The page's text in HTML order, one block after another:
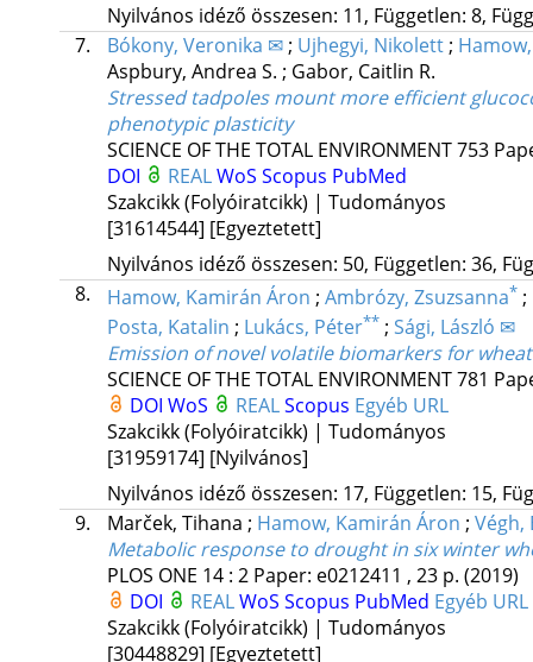
Nyilvános idéző összesen: 11, Független: 8,
7.
Bókony, Veronika ✉ ; Ujhegyi, Nikolett ;
Aspbury, Andrea S. ; Gabor, Caitlin R.
Stressed tadpoles mount more efficient
phenotypic plasticity
SCIENCE OF THE TOTAL ENVIRONMENT753
DOI
REALWoS Scopus PubMed
Szakcikk (Folyóiratcikk) | Tudományos
[31614544] [Egyeztetett]
Nyilvános idéző összesen: 50, Független: 36,
8.
Hamow, Kamirán Áron ; Ambrózy, Zsuzsanna* ;
Posta, Katalin ; Lukács, Péter** ; Sági, László ✉
Emission of novel volatile biomarkers for
SCIENCE OF THE TOTAL ENVIRONMENT781
DOI WoS REALScopus Egyéb URL
Szakcikk (Folyóiratcikk) | Tudományos
[31959174] [Nyilvános]
Nyilvános idéző összesen: 17, Független: 15,
9.
Marček, Tihana ; Hamow, Kamirán Áron ; Végh,
Metabolic response to drought in six winter
PLOS ONE 14: 2 Paper: e0212411 , 23 p. (2019)
DOI
REALWoS Scopus PubMed Egyéb URL
Szakcikk (Folyóiratcikk) | Tudományos
[30448829] [Egyeztetett]